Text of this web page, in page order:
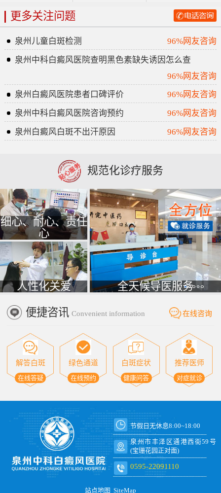
更多关注问题
泉州儿童白斑检测
96%网友咨询
泉州中科白癜风医院查明黑色素缺失诱因怎么查
96%网友咨询
泉州白癜风医院患者口碑评价
96%网友咨询
泉州中科白癜风医院咨询预约
96%网友咨询
泉州白癜风白斑不出汗原因
96%网友咨询
规范化诊疗服务
细心、耐心、责任
心
人性化关爱 全天候导医服务
便捷咨讯 Convenient information 在线咨询
解答白斑
在线答疑
绿色通道
在线预约
白斑症状
健康问答
推荐医师
对症就诊
节假日无休息8:00~18:00
泉州市丰泽区通港西街59号
(宝珊花园正对面)
0595-22091110
站点地图 SiteMap